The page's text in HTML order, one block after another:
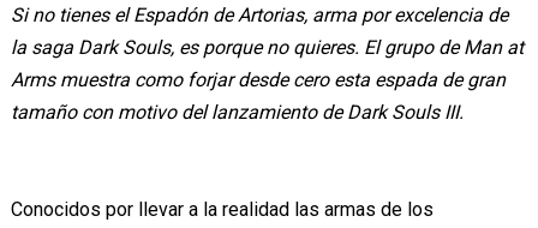
Si no tienes el Espadón de Artorias, arma por excelencia de
la saga Dark Souls, es porque no quieres. El grupo de Man at
Arms muestra como forjar desde cero esta espada de gran
tamaño con motivo del lanzamiento de Dark Souls III.
Conocidos por llevar a la realidad las armas de los